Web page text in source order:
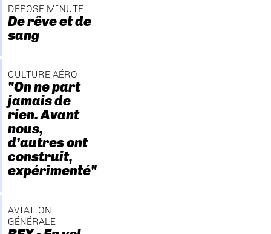
DÉPOSE MINUTE
De rêve et de
sang
CULTURE AÉRO
"On ne part
jamais de
rien. Avant
nous,
d’autres ont
construit,
expérimenté"
AVIATION
GÉNÉRALE